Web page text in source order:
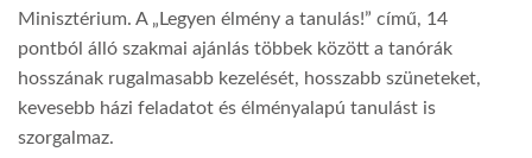
Minisztérium. A „Legyen élmény a tanulás!” című, 14
pontból álló szakmai ajánlás többek között a tanórák
hosszának rugalmasabb kezelését, hosszabb szüneteket,
kevesebb házi feladatot és élményalapú tanulást is
szorgalmaz.